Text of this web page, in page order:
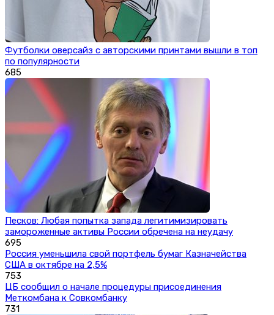
Футболки оверсайз с авторскими принтами вышли в топ
по популярности
685
Песков: Любая попытка запада легитимизировать
замороженные активы России обречена на неудачу
695
Россия уменьшила свой портфель бумаг Казначейства
США в октябре на 2,5%
753
ЦБ сообщил о начале процедуры присоединения
Меткомбана к Совкомбанку
731